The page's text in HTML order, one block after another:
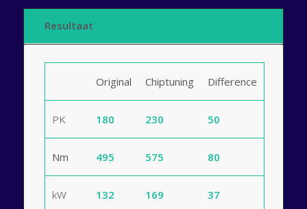
Resultaat
Original Chiptuning Difference
PK 180 230 50
Nm 495 575 80
kW 132 169 37